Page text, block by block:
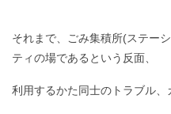
それまで、ごみ集積所(ステー
ティの場であるという反面、
利用するかた同士のトラブル、